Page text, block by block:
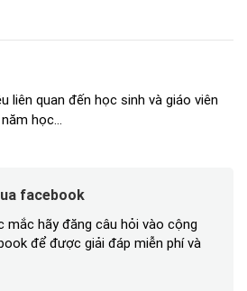
liên quan đến học sinh và giáo viên
học...
facebook
mắc hãy đăng câu hỏi vào cộng
để được giải đáp miễn phí và